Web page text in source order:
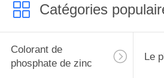
Catégories
Colorant de
phosphate de zinc
Le